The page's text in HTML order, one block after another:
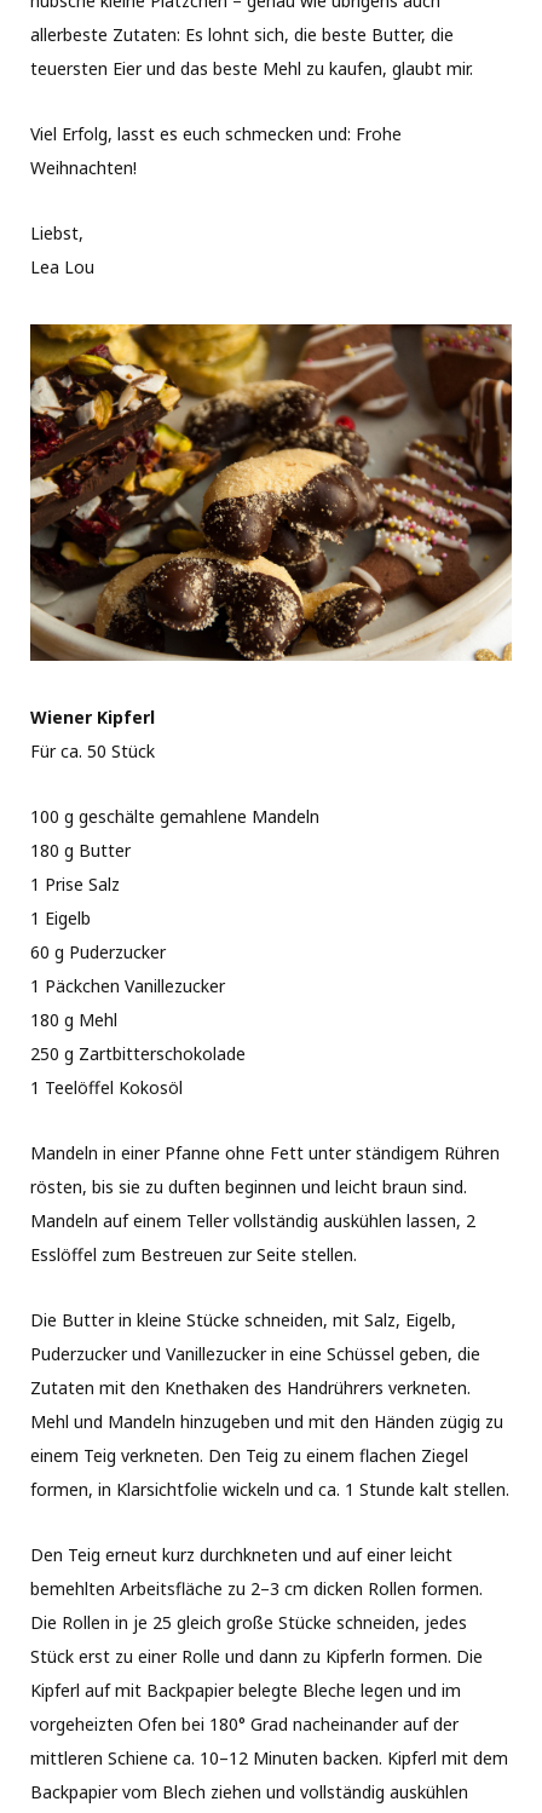
allerbeste Zutaten: Es lohnt sich, die beste Butter, die
teuersten Eier und das beste Mehl zu kaufen, glaubt mir.
Viel Erfolg, lasst es euch schmecken und: Frohe
Weihnachten!
Liebst,
Lea Lou
Wiener Kipferl
Für ca. 50 Stück
100 g geschälte gemahlene Mandeln
180 g Butter
1 Prise Salz
1 Eigelb
60 g Puderzucker
1 Päckchen Vanillezucker
180 g Mehl
250 g Zartbitterschokolade
1 Teelöffel Kokosöl
Mandeln in einer Pfanne ohne Fett unter ständigem Rühren
rösten, bis sie zu duften beginnen und leicht braun sind.
Mandeln auf einem Teller vollständig auskühlen lassen, 2
Esslöffel zum Bestreuen zur Seite stellen.
Die Butter in kleine Stücke schneiden, mit Salz, Eigelb,
Puderzucker und Vanillezucker in eine Schüssel geben, die
Zutaten mit den Knethaken des Handrührers verkneten.
Mehl und Mandeln hinzugeben und mit den Händen zügig zu
einem Teig verkneten. Den Teig zu einem flachen Ziegel
formen, in Klarsichtfolie wickeln und ca. 1 Stunde kalt stellen.
Den Teig erneut kurz durchkneten und auf einer leicht
bemehlten Arbeitsfläche zu 2–3 cm dicken Rollen formen.
Die Rollen in je 25 gleich große Stücke schneiden, jedes
Stück erst zu einer Rolle und dann zu Kipferln formen. Die
Kipferl auf mit Backpapier belegte Bleche legen und im
vorgeheizten Ofen bei 180° Grad nacheinander auf der
mittleren Schiene ca. 10–12 Minuten backen. Kipferl mit dem
Backpapier vom Blech ziehen und vollständig auskühlen